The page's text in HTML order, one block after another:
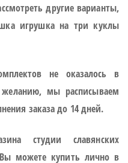
другие варианты,
игрушка на три куклы
не оказалось в
мы расписываем
заказа до 14 дней.
студии славянских
можете купить лично в